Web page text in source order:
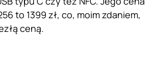
to 1399 zł, co, moim zdaniem,
ceną.